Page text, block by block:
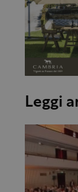
Leggi